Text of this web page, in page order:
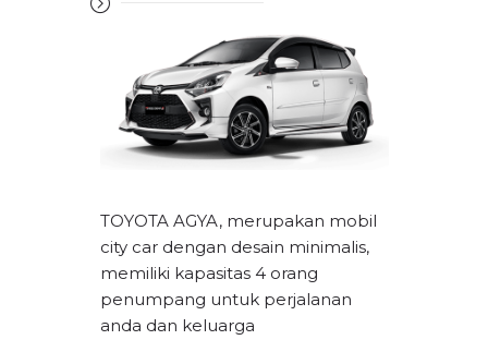
PAKET WISATA
CARA PEMESANAN
TOYOTA AGYA, merupakan mobil
city car dengan desain minimalis,
memiliki kapasitas 4 orang
penumpang untuk perjalanan
anda dan keluarga